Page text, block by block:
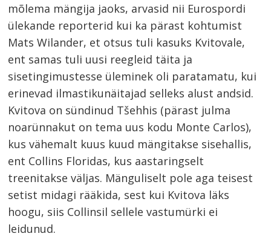
mõlema mängija jaoks, arvasid nii Eurospordi
ülekande reporterid kui ka pärast kohtumist
Mats Wilander, et otsus tuli kasuks Kvitovale,
ent samas tuli uusi reegleid täita ja
sisetingimustesse üleminek oli paratamatu, kui
erinevad ilmastikunäitajad selleks alust andsid.
Kvitova on sündinud Tšehhis (pärast julma
noarünnakut on tema uus kodu Monte Carlos),
kus vähemalt kuus kuud mängitakse sisehallis,
ent Collins Floridas, kus aastaringselt
treenitakse väljas. Mänguliselt pole aga teisest
setist midagi rääkida, sest kui Kvitova läks
hoogu, siis Collinsil sellele vastumürki ei
leidunud.